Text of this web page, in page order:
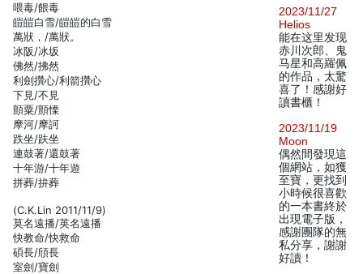
喂毒/餵毒
皚皚白雪/皚皚的白雪
萬狀，/萬狀。
冰阪/冰坂
佛然/拂然
利劍攢心/利箭攢心
下見/不見
顫粟/顫慄
摩河/摩訶
跌坐/趺坐
連鼓著/還鼓著
十年游/十年遊
拼葬/拚葬
(C.K.Lin 2011/11/9)
莫名遠播/英名遠播
快教命/快救命
碩長/頎長
室劍/寶劍
2023/11/27
Helios
能在这里发现
赤川次郎、鬼
马星和高羅佩
的作品，太驚
喜了！感謝好
讀書櫃！
2023/11/19
Moon
偶然間發現這
個網站，如獲
至寶，更找到
小時候很喜歡
的一本書終於
出現電子版，
感謝團隊的無
私分享，謝謝
好讀！